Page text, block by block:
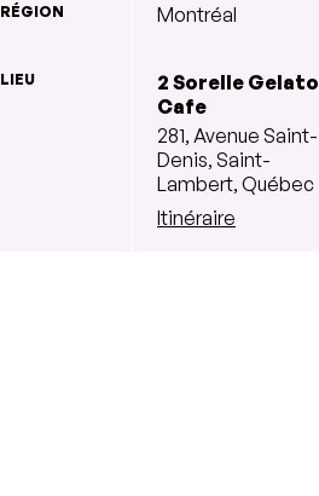
RÉGION Montréal
LIEU
2 Sorelle Gelato
Cafe
281, Avenue Saint-
Denis, Saint-
Lambert, Québec
Itinéraire